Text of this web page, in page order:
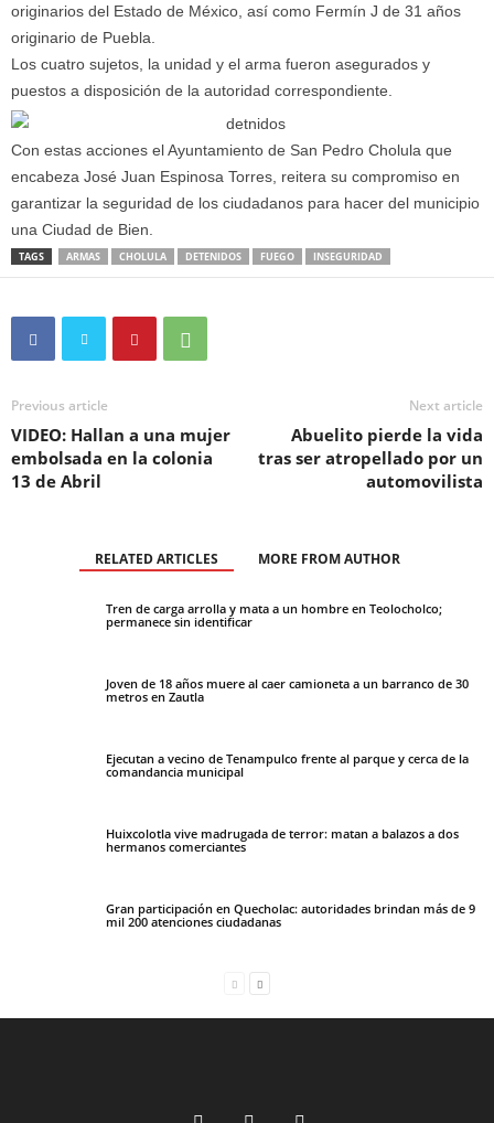
originarios del Estado de México, así como Fermín J de 31 años
originario de Puebla.
Los cuatro sujetos, la unidad y el arma fueron asegurados y
puestos a disposición de la autoridad correspondiente.
Con estas acciones el Ayuntamiento de San Pedro Cholula que
encabeza José Juan Espinosa Torres, reitera su compromiso en
garantizar la seguridad de los ciudadanos para hacer del municipio
una Ciudad de Bien.
TAGS ARMAS CHOLULA DETENIDOS FUEGO INSEGURIDAD
Previous article
VIDEO: Hallan a una mujer
embolsada en la colonia
13 de Abril
Next article
Abuelito pierde la vida
tras ser atropellado por un
automovilista
RELATED ARTICLES MORE FROM AUTHOR
Tren de carga arrolla y mata a un hombre en Teolocholco;
permanece sin identificar
Joven de 18 años muere al caer camioneta a un barranco de 30
metros en Zautla
Ejecutan a vecino de Tenampulco frente al parque y cerca de la
comandancia municipal
Huixcolotla vive madrugada de terror: matan a balazos a dos
hermanos comerciantes
Gran participación en Quecholac: autoridades brindan más de 9
mil 200 atenciones ciudadanas